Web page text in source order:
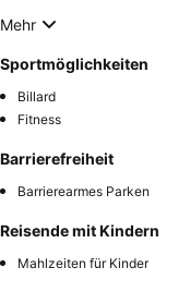
Mehr
Sportmöglichkeiten
Billard
Fitness
Barrierefreiheit
Barrierearmes Parken
Reisende mit Kindern
Mahlzeiten für Kinder